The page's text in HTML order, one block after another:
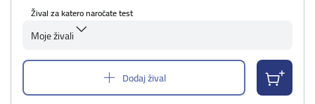
Žival za katero naročate test
Moje živali
Dodaj žival